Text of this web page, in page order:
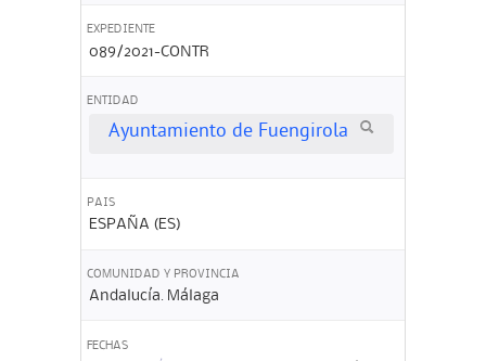
EXPEDIENTE
089/2021-CONTR
ENTIDAD
Ayuntamiento de Fuengirola
PAIS
ESPAÑA (ES)
COMUNIDAD Y PROVINCIA
Andalucía. Málaga
FECHAS